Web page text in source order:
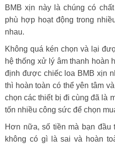
BMB xịn này là chúng có
phù hợp hoạt động trong
nhau.
Không quá kén chọn và lại
hệ thống xử lý âm thanh hoàn
định được chiếc loa BMB xịn
thì hoàn toàn có thể yên tâm
chọn các thiết bị đi cùng đã là
tốn nhiều công sức để chọn
Hơn nữa, số tiền mà bạn đầu
không có gì là sai và hoàn